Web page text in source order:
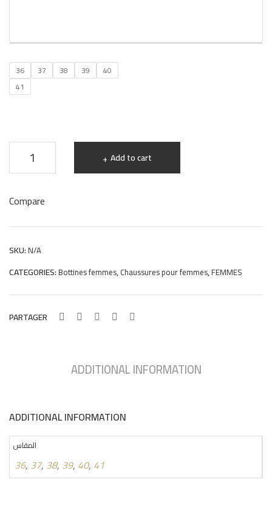
36 37 38 39
40
41
bottes
femme
cuir
noir
448st
Add to cart
Compare
SKU: N/A
CATEGORIES: Bottines femmes,Chaussures pour femmes,FEMMES
PARTAGER
ADDITIONAL INFORMATION
ADDITIONAL INFORMATION
المقاس
36, 37, 38, 39, 40, 41